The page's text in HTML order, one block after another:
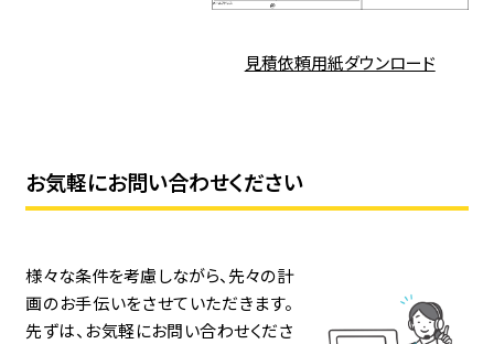
見積依頼用紙ダウンロード
お気軽にお問い合わせください
様々な条件を考慮しながら、先々の計
画のお手伝いをさせていただきます。
先ずは、お気軽にお問い合わせくださ